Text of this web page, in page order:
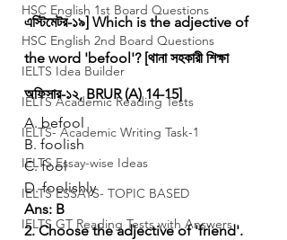
HSC English 1st Board Questions
HSC English 2nd Board Questions
IELTS Idea Builder
IELTS Academic Reading Tests
IELTS- Academic Writing Task-1
IELTS Essay-wise Ideas
IELTS ESSAYS- TOPIC BASED
IELTS GT Reading Tests with Answers
এস্টিমেটর-১৯] Which is the adjective of
the word 'befool'? [থানা সহকারী শিক্ষা
অফিসার-১২, BRUR (A) 14-15]
A. befool
B. foolish
C. fool
D. foolishly
Ans: B
2. Choose the adjective of 'friend'.